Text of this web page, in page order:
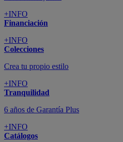
+INFO
Financiación
+INFO
Colecciones
Crea tu propio estilo
+INFO
Tranquilidad
6 años de Garantía Plus
+INFO
Catálogos